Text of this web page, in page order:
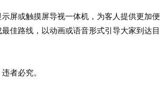
屏或触摸屏导视一体机，为客人提供更加便
佳路线，以动画或语音形式引导大家到达目
者必究。